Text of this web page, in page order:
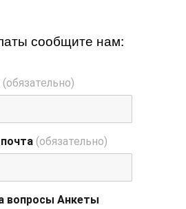
сообщите нам:
(обязательно)
(обязательно)
вопросы Анкеты